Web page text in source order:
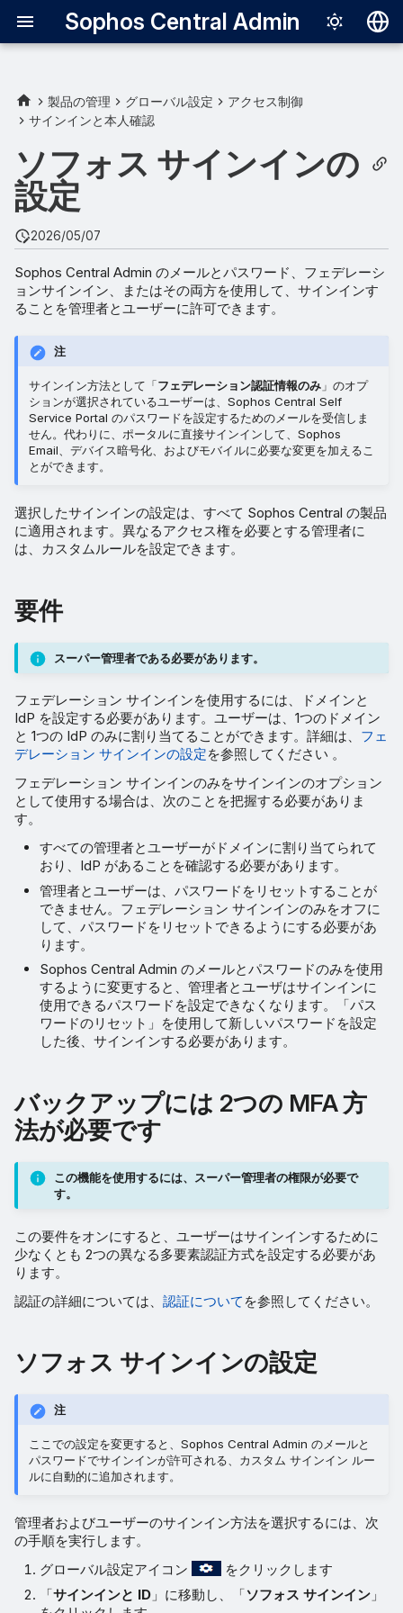
Sophos Central Admin
Français
Português
製品の管理 グローバル設定
アクセス制御
サインインと本人確認
ソフォス サインインの
設定
2026/05/07
Sophos Central Admin のメールとパスワード、フェデレーシ
ョンサインイン、またはその両方を使用して、サインインす
ることを管理者とユーザーに許可できます。
注
サインイン方法として「フェデレーション認証情報のみ 」のオプ
ションが選択されているユーザーは、Sophos Central Self
Service Portal のパスワードを設定するためのメールを受信しま
せん。代わりに、ポータルに直接サインインして、Sophos
Email、デバイス暗号化、およびモバイルに必要な変更を加えるこ
とができます。
選択したサインインの設定は、すべて Sophos Central の製品
に適用されます。異なるアクセス権を必要とする管理者に
は、カスタムルールを設定できます。
要件
スーパー管理者である必要があります。
フェデレーション サインインを使用するには、ドメインと
IdP を設定する必要があります。ユーザーは、1つのドメイン
と 1つの IdP のみに割り当てることができます。詳細は、 フェ
デレーション サインインの設定を参照してください 。
フェデレーション サインインのみをサインインのオプション
として使用する場合は、次のことを把握する必要がありま
す。
すべての管理者とユーザーがドメインに割り当てられて
おり、IdP があることを確認する必要があります。
管理者とユーザーは、パスワードをリセットすることが
できません。フェデレーション サインインのみをオフに
して、パスワードをリセットできるようにする必要があ
ります。
Sophos Central Admin のメールとパスワードのみを使用
するように変更すると、管理者とユーザはサインインに
使用できるパスワードを設定できなくなります。「パス
ワードのリセット」を使用して新しいパスワードを設定
した後、サインインする必要があります。
バックアップには 2つの MFA 方
法が必要です
この機能を使用するには、スーパー管理者の権限が必要で
す。
この要件をオンにすると、ユーザーはサインインするために
少なくとも 2つの異なる多要素認証方式を設定する必要があ
ります。
認証の詳細については、 認証について を参照してください。
ソフォス サインインの設定
注
ここでの設定を変更すると、Sophos Central Admin のメールと
パスワードでサインインが許可される、カスタム サインイン ルー
ルに自動的に追加されます。
管理者およびユーザーのサインイン方法を選択するには、次
の手順を実行します。
グローバル設定アイコン
をクリックします
「サインインと ID 」に移動し、「ソフォス サインイン 」